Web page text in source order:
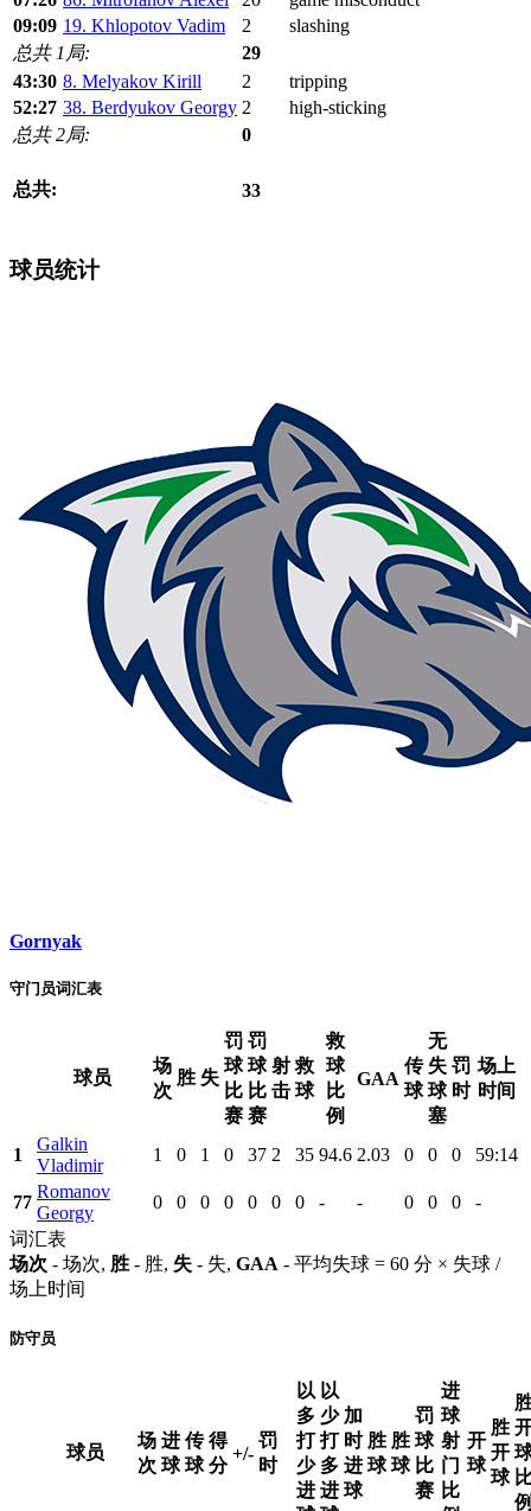
09:09 19. Khlopotov Vadim 2
slashing
总共 1局:
29
43:30 8. Melyakov Kirill 2
tripping
52:27 38. Berdyukov Georgy 2
high-sticking
总共 2局:
0
总共: 33
球员统计
Gornyak
守门员词汇表
球员
场
次
胜 失
罚
球
比
赛
罚
球
比
赛
射
击
救
球
救
球
比
例
GAA
传
球
无
失
球
塞
罚
时
场上
时间
1
Galkin
Vladimir
1 0 1 0 37 2 35 94.6 2.03 0 0 0 59:14
77
Romanov
Georgy
0 0 0 0 0 0 0 - - 0 0 0
-
词汇表
场次 - 场次, 胜 - 胜, 失 - 失, GAA - 平均失球 = 60 分 × 失球 /
场上时间
防守员
球员
场
次
进
球
传
球
得
分
+/-
罚
时
以
多
打
少
进
以
少
打
多
进
加
时
进
球
胜
球
胜
球
罚
球
比
赛
进
球
射
门
比
开
球
胜
开
球